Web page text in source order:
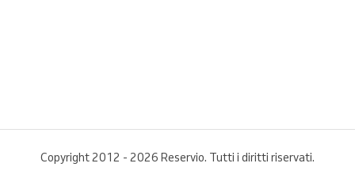
Copyright 2012 - 2026 Reservio. Tutti i diritti riservati.